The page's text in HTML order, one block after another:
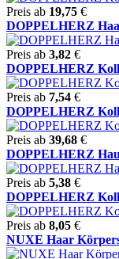
Preis ab 19,75 €
DOPPELHERZ
Preis ab 3,82 €
DOPPELHERZ
Preis ab 7,54 €
DOPPELHERZ
Preis ab 39,68 €
DOPPELHERZ
Preis ab 5,38 €
DOPPELHERZ
Preis ab 8,05 €
NUXE Haar